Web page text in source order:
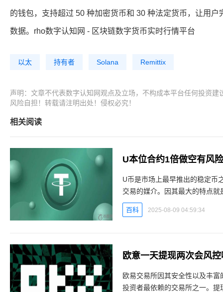
的钱包，支持超过 50 种加密货币和 30 种法定货币，让用
数据。rho数字认知网 - 区块链数字货币实时行情平台
以太 持有者 Solana Remittix
声明：文章不代表数字认知网观点及立场，不构成本平台任何投资
风险自担！转载请注明出处！侵权必究！
相关阅读
U本位合约1倍做空有风
U币是市场上最早推出的稳定币
交易的媒介。因其最大的特点
约交易的风险性也是有目共睹
百科 2025-08-09 04:59:34
欧意一天提现两次会风
欧易交易所因其安全性以及丰
投资者最依赖的交易所之一。